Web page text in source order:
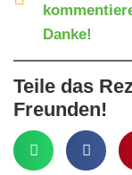
Danke!
Teile das
Freunden!